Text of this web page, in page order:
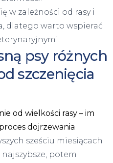
w zależności od rasy i
dlatego warto wspierać
psy różnych
szczenięcia
od wielkości rasy – im
dojrzewania
sześciu miesiącach
potem